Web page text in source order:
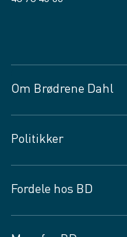
Om Brødrene Dahl
Vagttelefon 30 10 89 89
Spørgsmål og svar
Job og karriere
Fødevarekontrolrapport
Politikker
Privatlivspolitik
Cookies
Fordele hos BD